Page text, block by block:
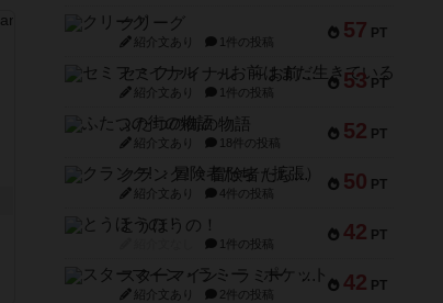
57 PT
クリーグ
紹介文あり 1件の投稿
53 PT
セミファイナル ～お前はまだ生きている～
紹介文あり 1件の投稿
52 PT
ふたつの街の物語
紹介文あり 18件の投稿
50 PT
クランク! ：冒険者たち（拡張）
紹介文あり 4件の投稿
42 PT
とうほうの！
1件の投稿
42 PT
スターマイン・ラミー ポケット
紹介文あり 2件の投稿